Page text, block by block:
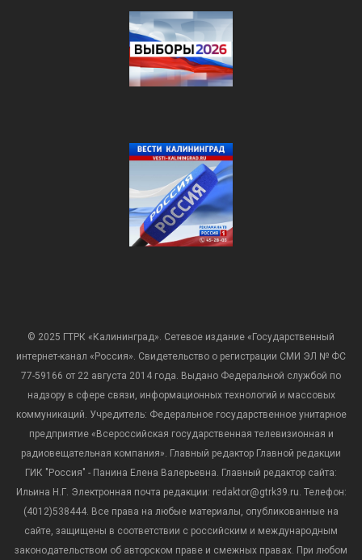
© 2025 ГТРК «Калининград». Сетевое издание «Государственный
интернет-канал «Россия». Свидетельство о регистрации СМИ ЭЛ № ФС
77-59166 от 22 августа 2014 года. Выдано Федеральной службой по
надзору в сфере связи, информационных технологий и массовых
коммуникаций. Учредитель: Федеральное государственное унитарное
предприятие «Всероссийская государственная телевизионная и
радиовещательная компания». Главный редактор Главной редакции
ГИК "Россия" - Панина Елена Валерьевна. Главный редактор сайта:
Ильина Н.Г. Электронная почта редакции: redaktor@gtrk39.ru. Телефон:
(4012)538444. Все права на любые материалы, опубликованные на
сайте, защищены в соответствии с российским и международным
законодательством об авторском праве и смежных правах. При любом